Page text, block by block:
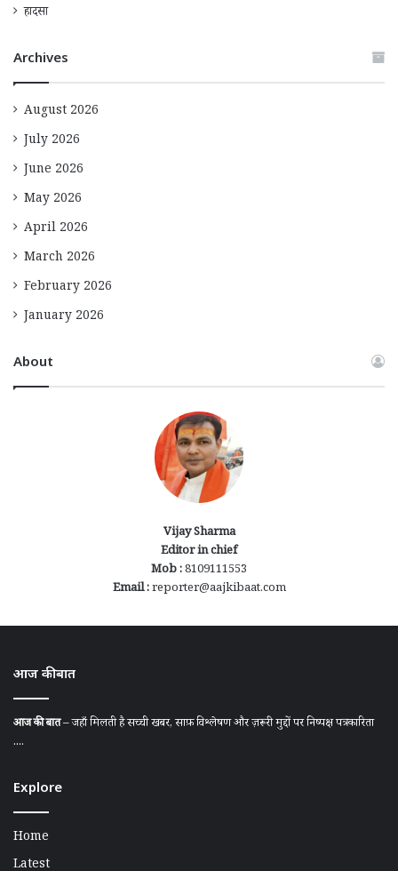
हादसा
Archives
August 2026
July 2026
June 2026
May 2026
April 2026
March 2026
February 2026
January 2026
About
Vijay Sharma
Editor in chief
Mob :8109111553
Email :reporter@aajkibaat.com
आज की बात
आज की बात– जहाँ मिलती है सच्ची खबर, साफ़ विश्लेषण और ज़रूरी मुद्दों पर निष्पक्ष पत्रकारिता
....
Explore
Home
Latest